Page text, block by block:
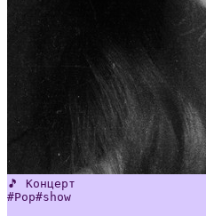
🎵 Концерт
#Pop#show